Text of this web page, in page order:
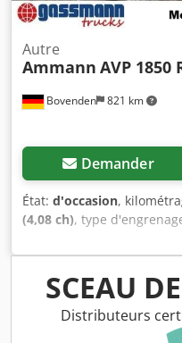
Bovenden 821 km
Autre
Ammann AVP
Demander
État: d'occasion,
(4,08 ch), type
,
immatriculation:01/2006,
cabine conducteur:
autre,
Bovenden, Moteur diesel
ACCESSOIRES SANS
modifications, de vente
SCEAU
Distributeurs